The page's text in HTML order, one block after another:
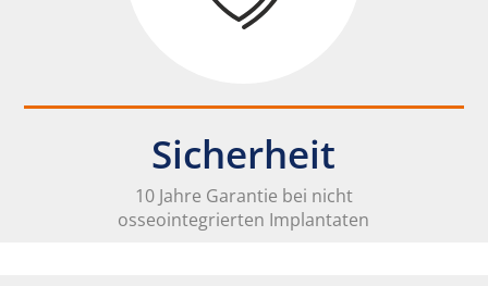
Sicherheit
10 Jahre Garantie bei nicht
osseointegrierten Implantaten